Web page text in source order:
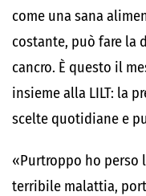
come una sana
costante, può fare la
cancro. È questo il
insieme alla LILT: la
scelte quotidiane e
«Purtroppo ho perso
terribile malattia,